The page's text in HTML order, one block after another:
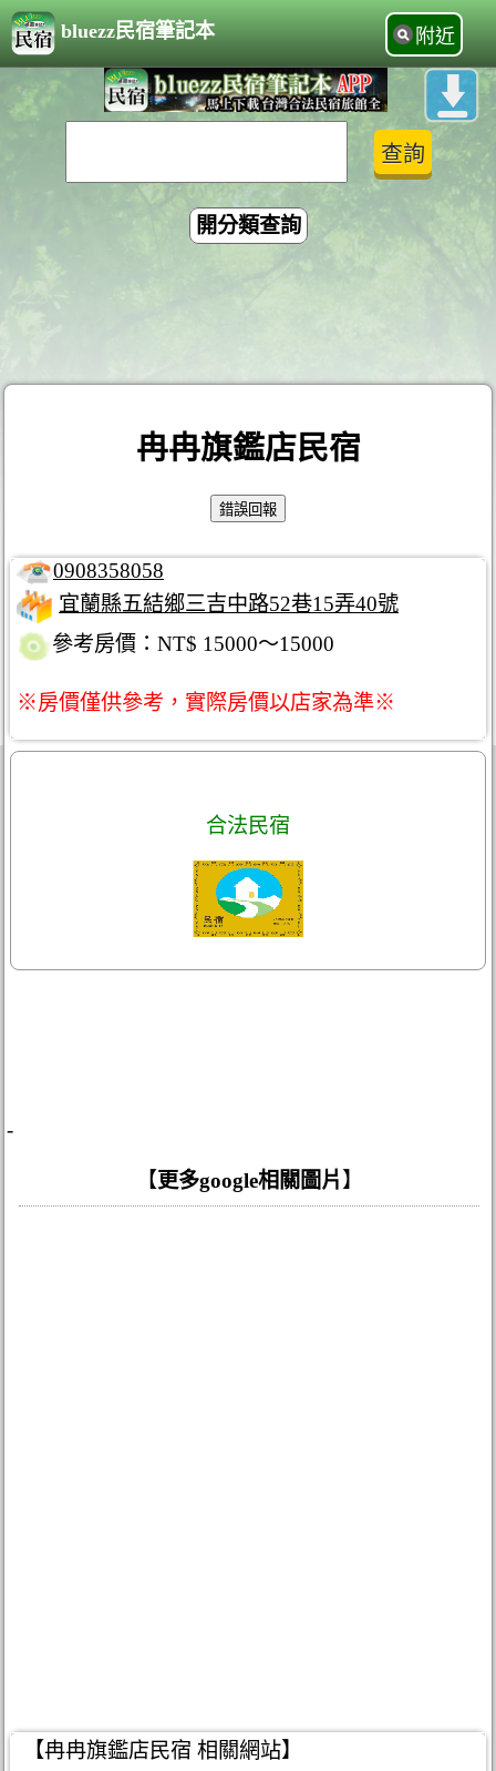
bluezz民宿筆記本 附近
開分類查詢
冉冉旗鑑店民宿
0908358058
宜蘭縣五結鄉三吉中路52巷15弄40號
參考房價：NT$ 15000～15000
※房價僅供參考，實際房價以店家為準※
合法民宿
-
【更多google相關圖片】
【冉冉旗鑑店民宿 相關網站】